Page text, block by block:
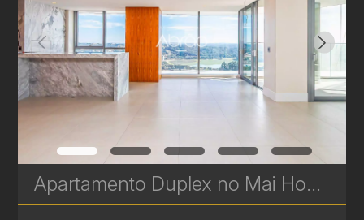
Apartamento Duplex no Mai Home à Venda no Ecoville – 338 m² - 3 Suítes - Vista para o Parque Barigui | Ref. 1731